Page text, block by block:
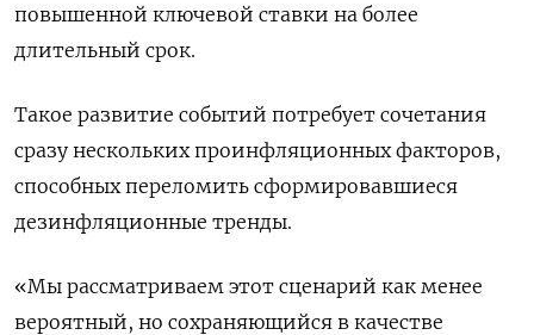
повышенной ключевой ставки на более
длительный срок.
Такое развитие событий потребует сочетания
сразу нескольких проинфляционных факторов,
способных переломить сформировавшиеся
дезинфляционные тренды.
«Мы рассматриваем этот сценарий как менее
вероятный, но сохраняющийся в качестве